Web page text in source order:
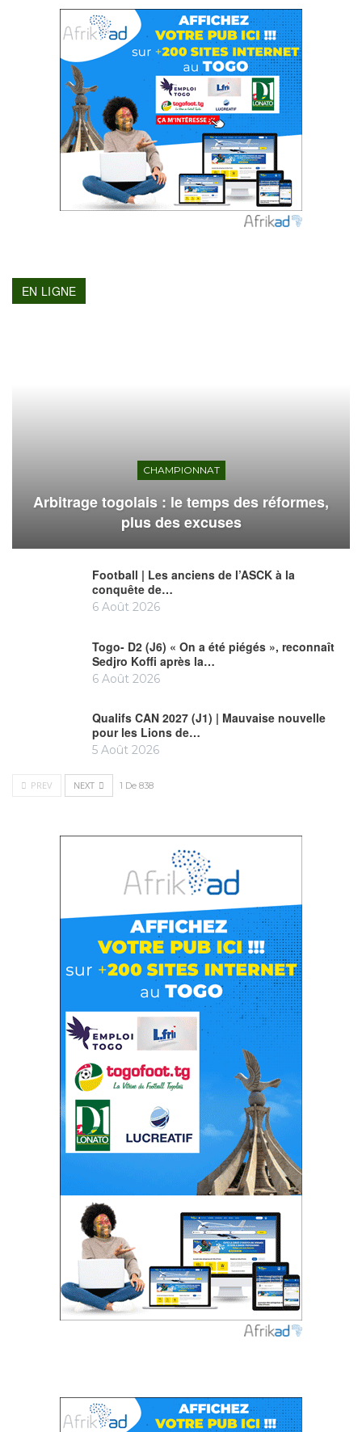
EN LIGNE
CHAMPIONNAT
Arbitrage togolais : le temps des réformes,
plus des excuses
Football | Les anciens de l’ASCK à la
conquête de…
6 Août 2026
Togo- D2 (J6) « On a été piégés », reconnaît
Sedjro Koffi après la…
6 Août 2026
Qualifs CAN 2027 (J1) | Mauvaise nouvelle
pour les Lions de…
5 Août 2026
PREV NEXT 1 De 838